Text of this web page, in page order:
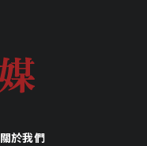
關於我們